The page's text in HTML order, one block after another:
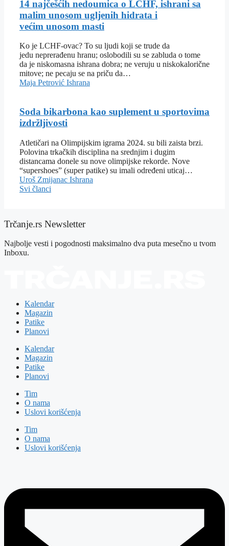
14 najčešćih nedoumica o LCHF, ishrani sa
malim unosom ugljenih hidrata i
većim unosom masti
Ko je LCHF-ovac? To su ljudi koji se trude da
jedu neprerađenu hranu; oslobodili su se zabluda o tome
da je niskomasna ishrana dobra; ne veruju u niskokalorične
mitove; ne pecaju se na priču da…
Maja Petrović Ishrana
Soda bikarbona kao suplement u sportovima
izdržljivosti
Atletičari na Olimpijskim igrama 2024. su bili zaista brzi.
Polovina trkačkih disciplina na srednjim i dugim
distancama donele su nove olimpijske rekorde. Nove
“supershoes” (super patike) su imali određeni uticaj…
Uroš Zmijanac Ishrana
Svi članci
Trčanje.rs Newsletter
Najbolje vesti i pogodnosti maksimalno dva puta mesečno u tvom
Inboxu.
Kalendar
Magazin
Patike
Planovi
Kalendar
Magazin
Patike
Planovi
Tim
O nama
Uslovi korišćenja
Tim
O nama
Uslovi korišćenja